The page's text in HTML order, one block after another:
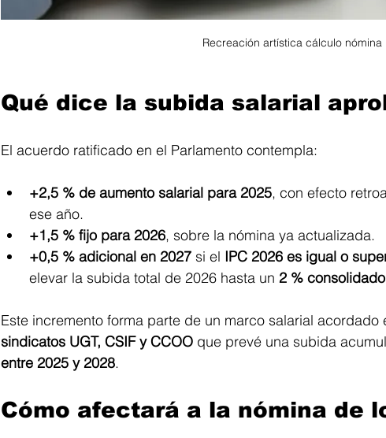
Recreación artística cálculo nómina
Qué dice la subida salarial
El acuerdo ratificado en el Parlamento contempla:
+2,5 % de aumento salarial para 2025, con efecto
ese año.
+1,5 % fijo para 2026, sobre la nómina ya actualizada.
+0,5 % adicional en 2027 si el IPC 2026 es igual o
elevar la subida total de 2026 hasta un 2 % consolidado
Este incremento forma parte de un marco salarial acordado
sindicatos UGT, CSIF y CCOO que prevé una subida
entre 2025 y 2028.
Cómo afectará a la nómina de